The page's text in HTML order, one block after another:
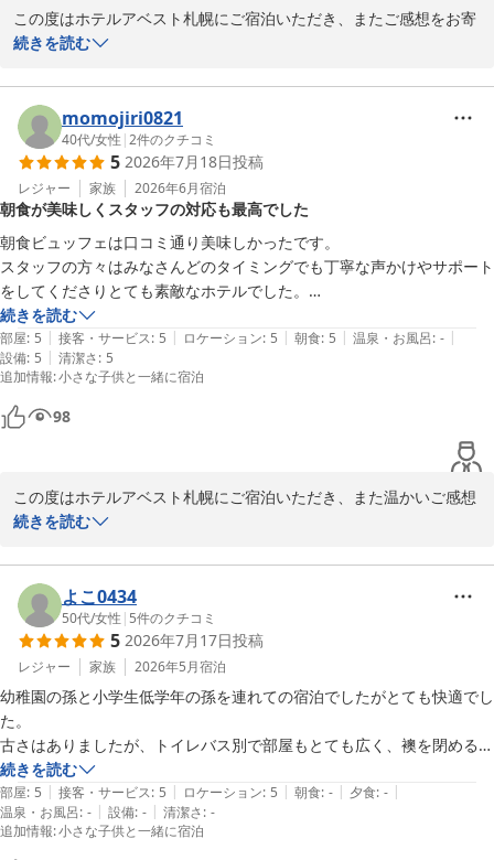
藤本
ホテルアベスト札幌
2026-08-07
この度はホテルアベスト札幌にご宿泊いただき、またご感想をお寄
せいただき誠にありがとうございます。
備で快適にお過ごしいただけたご様子を大変嬉しく拝見いたしまし
た。
また、朝食につきましてもご満足いただけたとのこと、調理スタッ
フにとって何よりの励みとなります。北海道ならではの味覚をお楽
しみいただけたのであれば幸いです。
ウェルカムドリンクやアメニティバーにつきましても、お客様の滞
在がより快適なものとなるようご用意しておりますので、お役立て
いただけて嬉しく存じます。
これからもお子様連れのお客様にも安心してお過ごしいただけるホ
テルを目指し、サービス向上に努めてまいります。
また札幌へお越しの際は、ご家族皆様でお会いできますことをスタ
ッフ一同心よりお待ちしております。
ホテルアベスト札幌
ホテルアベスト札幌
続きを読む
momojiri0821
40代/女性 |2件のクチコミ
5 2026年7月18日投稿
レジャー 家族 2026年6月宿泊
朝食が美味しくスタッフの対応も最高でした
朝食ビュッフェは口コミ通り美味しかったです。
スタッフの方々はみなさんどのタイミングでも丁寧な声かけやサポート
をしてくださりとても素敵なホテルでした。
初めは大浴場がないと残念がっていた息子も「また北海道に来た時は絶
対にここに泊まりたい！」と言っていました。
続きを読む
部屋: 5 | 接客・サービス: 5 | ロケーション: 5 | 朝食: 5 | 温泉・お風呂: - |
設備: 5 | 清潔さ: 5
追加情報:小さな子供と一緒に宿泊
98
この度はホテルアベスト札幌にご宿泊いただき、また温かいご感想
をお寄せいただきまして誠にありがとうございます。
ご朝食やスタッフの対応にご満足いただけたとのこと、大変嬉しく
拝読いたしました。お客様に気持ちよくお過ごしいただけるよう心
掛けておりますので、このようなお言葉はスタッフ一同の大きな励
みとなります。
また、お子様にも快適にお過ごしいただけたご様子を伺い、大変嬉
安心してお過ごしいただけるホテルであり続けられるよう、より良
いサービスづくりに努めてまいります。
またお会いできます日を、スタッフ一同心よりお待ちしておりま
す。
続きを読む
よこ0434
50代/女性 | 5件のクチコミ
5 2026年7月17日投稿
レジャー 家族 2026年5月宿泊
幼稚園の孫と小学生低学年の孫を連れての宿泊でしたがとても快適でし
た。
古さはありましたが、トイレバス別で部屋もとても広く、襖を閉めると
２部屋になるところもとても良かったです。
確かにフルさはありましたが気にならないほど使い勝手が良かったで
す。
続きを読む
部屋: 5 | 接客・サービス: 5 | ロケーション: 5 | 朝食: - | 夕食: - |
温泉・お風呂: - | 設備: - | 清潔さ: -
追加情報:小さな子供と一緒に宿泊